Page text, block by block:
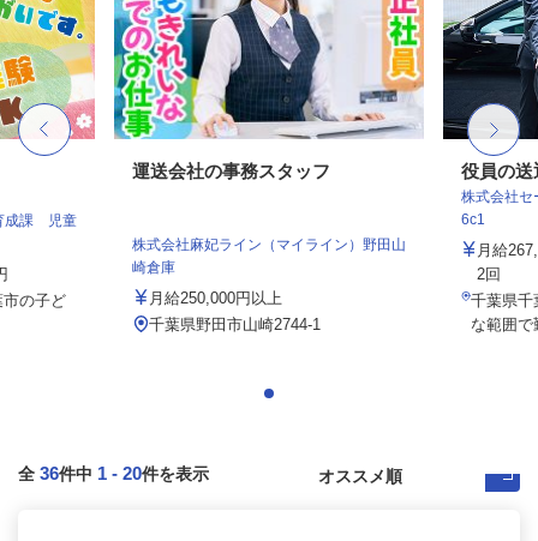
成課 児童
の子ど
運送会社の事務スタッフ
株式会社麻妃ライン（マイライン）野田山
崎倉庫
月給250,000円以上
千葉県野田市山崎2744-1
役員の送
株式会社
6c1
月給
2回
千葉県
な範囲で
全 36件中 1 - 20件を表示